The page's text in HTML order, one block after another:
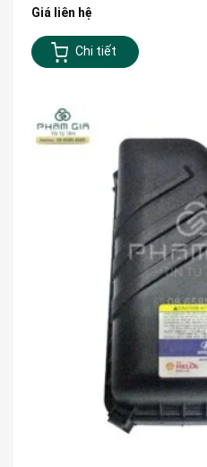
Giá liên hệ
Chi tiết